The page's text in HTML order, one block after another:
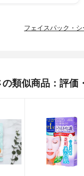
フェイスパック・
類似商品：評価